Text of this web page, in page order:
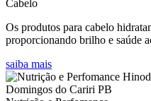
Cabelo
Os produtos para cabelo
proporcionando brilho e saúde
saiba mais